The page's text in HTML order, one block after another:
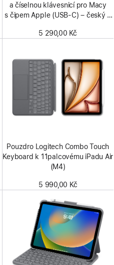
a číselnou klávesnicí pro Macy
s čipem Apple (USB‑C) – český –
5 290,00 Kč
Pouzdro Logitech Combo Touch
Keyboard k 11palcovému iPadu Air
(M4)
5 990,00 Kč